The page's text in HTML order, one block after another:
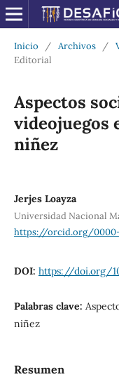
Inicio / Archivos /
Editorial
Aspectos
videojuegos
niñez
Jerjes Loayza
Universidad Nacional
https://orcid.org/0000-
DOI: https://doi.org/
Palabras clave:
niñez
Resumen